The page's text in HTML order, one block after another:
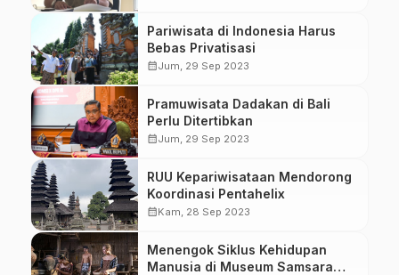
Pariwisata di Indonesia Harus
Bebas Privatisasi
calendar_monthJum, 29 Sep 2023
Pramuwisata Dadakan di Bali
Perlu Ditertibkan
calendar_monthJum, 29 Sep 2023
RUU Kepariwisataan Mendorong
Koordinasi Pentahelix
calendar_monthKam, 28 Sep 2023
Menengok Siklus Kehidupan
Manusia di Museum Samsara